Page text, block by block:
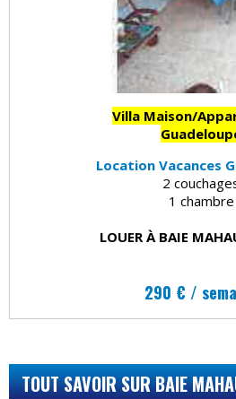
Villa Maison/
Location Vacances
2
1 chambre
LOUER À BAIE
290 € /
TOUT SAVOIR SUR BAIE